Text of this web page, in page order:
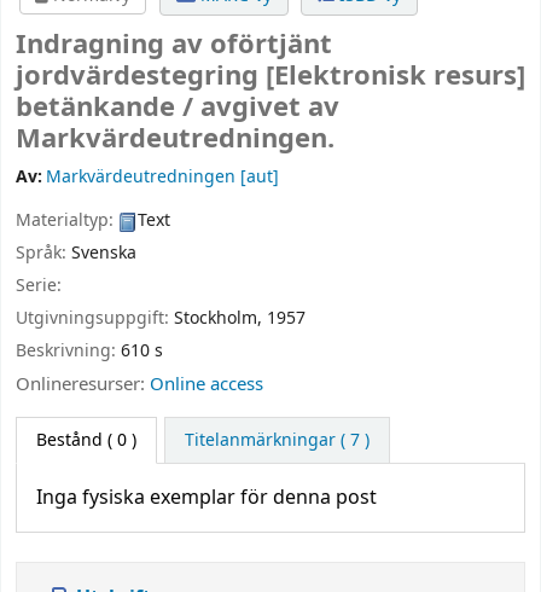
Indragning av oförtjänt
jordvärdestegring [Elektronisk resurs]
betänkande / avgivet av
Markvärdeutredningen.
Av: Markvärdeutredningen [aut]
Materialtyp:
Text
Språk: Svenska
Serie:
Utgivningsuppgift: Stockholm, 1957
Beskrivning: 610 s
Onlineresurser: Online access
Bestånd ( 0 ) Titelanmärkningar ( 7 )
Inga fysiska exemplar för denna post